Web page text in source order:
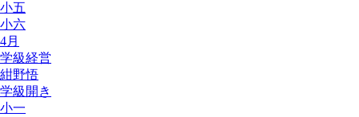
小五
小六
4月
学級経営
紺野悟
学級開き
小一